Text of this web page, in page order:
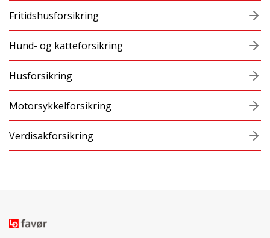
Fritidshusforsikring
Hund- og katteforsikring
Husforsikring
Motorsykkelforsikring
Verdisakforsikring